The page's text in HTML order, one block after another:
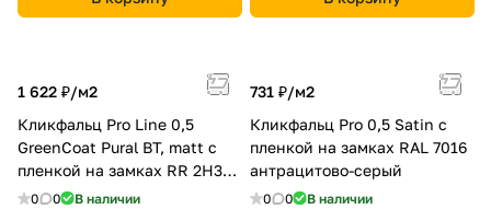
1 622 ₽/м2
Кликфальц Pro Line 0,5
GreenCoat Pural BT, matt с
пленкой на замках RR 2Н3
(RAL 7016 антрацитово-
0 0 В наличии
731 ₽/м2
Кликфальц Pro 0,5 Satin с
пленкой на замках RAL 7016
антрацитово-серый
0 0 В наличии